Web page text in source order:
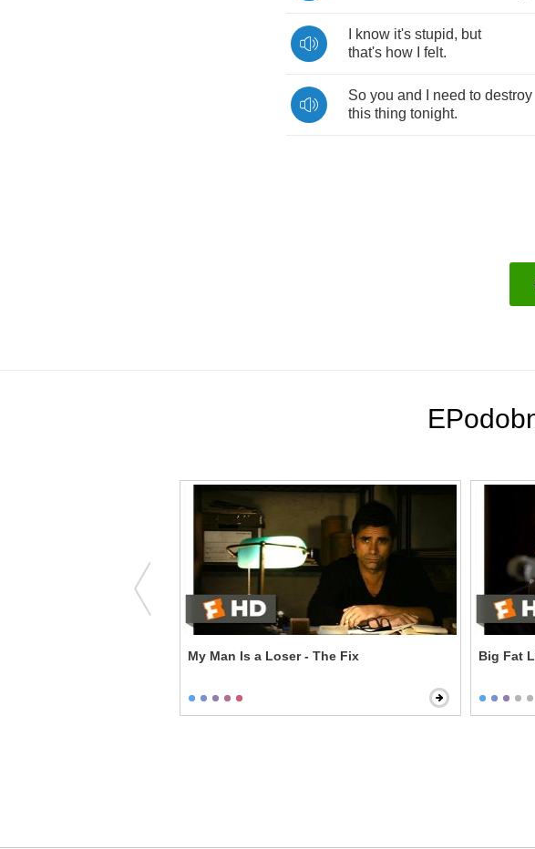
know it's stupid, but
that's how felt.
So you and need to destroy
this thing tonight.
My Man Is a Loser - The Fix Big Fat